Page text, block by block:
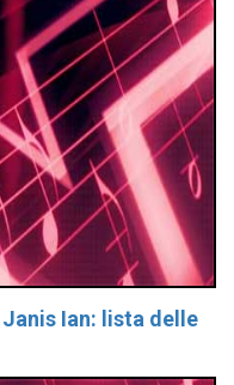
Ian: lista delle